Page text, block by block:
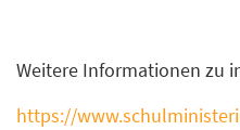
Weitere Informationen zu
https://